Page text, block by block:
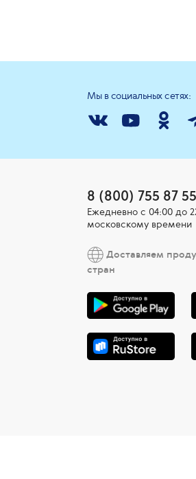
Мы в социальных сетях:
8 (800) 755 87 55
Ежедневно c 04:00 до
московскому времени
Доставляем
стран